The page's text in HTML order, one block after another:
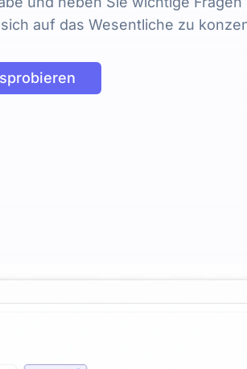
auf das Wesentliche zu